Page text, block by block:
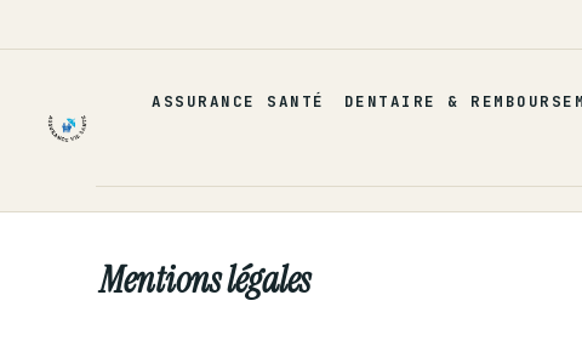
au
ASSURANCE SANTÉ DENTAIRE &
Mentions légales